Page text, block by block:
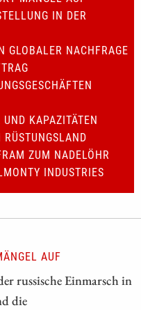
IN DER
GLOBALER NACHFRAGE
KAPAZITÄTEN
ZUM NADELÖHR
INDUSTRIES
AUF
russische Einmarsch in
die